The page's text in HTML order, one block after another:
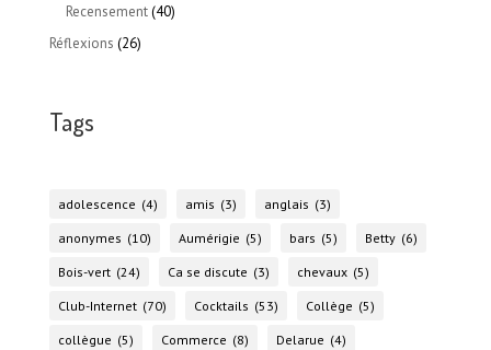
Recensement(40)
Réflexions (26)
Tags
adolescence (4) amis (3) anglais (3)
anonymes (10) Aumérigie (5) bars (5) Betty (6)
Bois-vert (24) Ca se discute (3) chevaux (5)
Club-Internet (70) Cocktails (53) Collège (5)
collègue (5) Commerce (8) Delarue (4)